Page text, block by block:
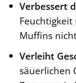
Verbessert
Muffins
Verleiht
säuerlichen